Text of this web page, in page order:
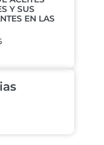
Y SUS
EN LAS